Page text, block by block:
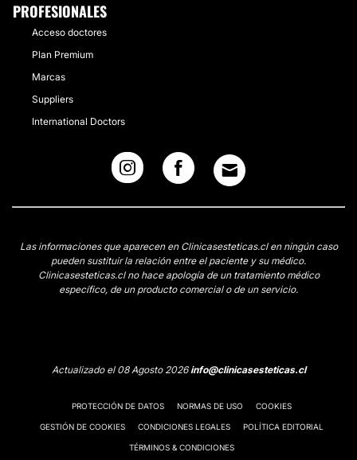
PROFESIONALES
Acceso doctores
Plan Premium
Marcas
Suppliers
International Doctors
Las informaciones que aparecen en Clinicasesteticas.cl en ningún caso
pueden sustituir la relación entre el paciente y su médico.
Clinicasesteticas.cl no hace apología de un tratamiento médico
específico, de un producto comercial o de un servicio.
Actualizado el 08 Agosto 2026info@clinicasesteticas.cl
PROTECCIÓN DE DATOS NORMAS DE USO COOKIES
GESTIÓN DE COOKIES CONDICIONES LEGALES POLÍTICA EDITORIAL
TÉRMINOS & CONDICIONES